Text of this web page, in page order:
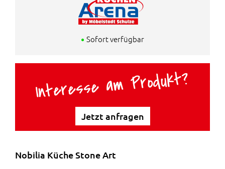
ü
n
g
l
i
c
e
r
Markenküche zum Schnäppchenpreis
Sofort verfügbar
Interesse am Produkt?
Jetzt anfragen
Nobilia Küche Stone Art